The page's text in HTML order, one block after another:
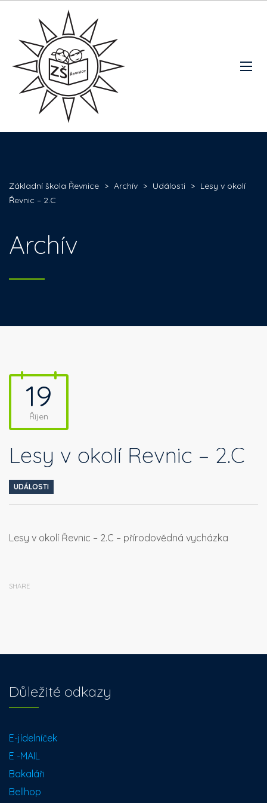
Základní škola Řevnice > Archív > Události > Lesy v okolí
Řevnic – 2.C
Archív
19
Říjen
Lesy v okolí Řevnic – 2.C
UDÁLOSTI
Lesy v okolí Řevnic – 2.C – přírodovědná vycházka
SHARE
Důležité odkazy
E-jídelníček
E -MAIL
Bakaláři
Bellhop